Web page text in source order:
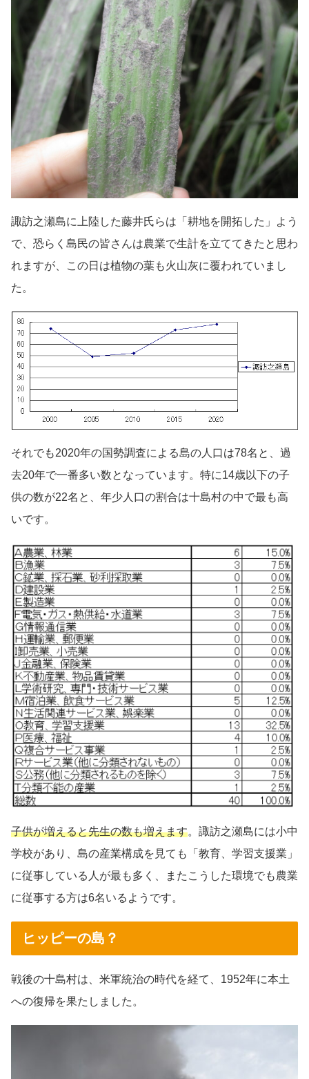
諏訪之瀬島に上陸した藤井氏らは「耕地を開拓した」よう
で、恐らく島民の皆さんは農業で生計を立ててきたと思わ
れますが、この日は植物の葉も火山灰に覆われていまし
た。
それでも2020年の国勢調査による島の人口は78名と、過
去20年で一番多い数となっています。特に14歳以下の子
供の数が22名と、年少人口の割合は十島村の中で最も高
いです。
子供が増えると先生の数も増えます。諏訪之瀬島には小中
学校があり、島の産業構成を見ても「教育、学習支援業」
に従事している人が最も多く、またこうした環境でも農業
に従事する方は6名いるようです。
ヒッピーの島？
戦後の十島村は、米軍統治の時代を経て、1952年に本土
への復帰を果たしました。